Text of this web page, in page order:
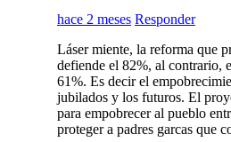
hace 2 meses Responder
Láser miente, la reforma que
defiende el 82%, al contrario,
61%. Es decir el
jubilados y los futuros. El
para empobrecer al pueblo
proteger a padres garcas que